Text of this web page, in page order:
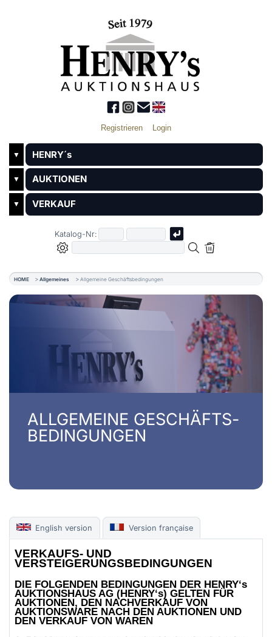
Registrieren Login
▼ HENRY´s
▼ AUKTIONEN
▼ VERKAUF
Katalog-Nr:
HOME Allgemeines Allgemeine Geschäftsbedingungen
ALLGEMEINE GESCHÄFTS­
BEDINGUNGEN
English version Version française